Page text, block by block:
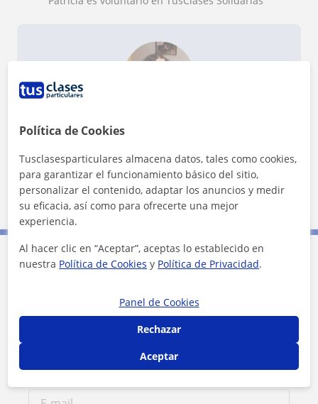
me ha ayudado a mejorar académicamente sino
Datos verificados
★ ★ ★
24 valoraciones
Ver perfil
Contacta con Patricia
Tarifa 17€/h
Política de Cookies
Tusclasesparticulares almacena datos, tales como cookies,
para garantizar el funcionamiento básico del sitio,
personalizar el contenido, adaptar los anuncios y medir
su eficacia, así como para ofrecerte una mejor
experiencia.
Al hacer clic en “Aceptar”, aceptas lo establecido en
nuestra Política de Cookies y Política de Privacidad.
Panel de Cookies
Rechazar
Aceptar